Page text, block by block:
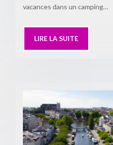
vacances dans un camping…
LIRE LA SUITE